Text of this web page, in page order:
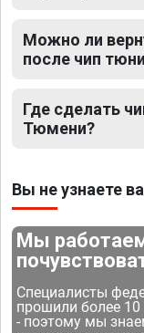
Можно ли
после чип
Где сделать
Тюмени?
Вы не узнаете
Мы
Специалисты
прошили более
- поэтому мы